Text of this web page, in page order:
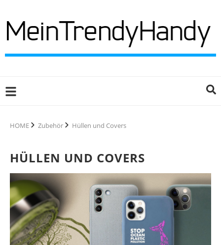
HOME Zubehör Hüllen und Covers
HÜLLEN UND COVERS